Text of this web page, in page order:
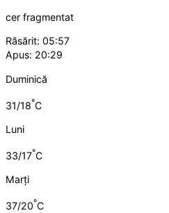
cer fragmentat
Răsărit: 05:57
Apus: 20:29
Duminică
31/18°C
Luni
33/17°C
Marți
37/20°C